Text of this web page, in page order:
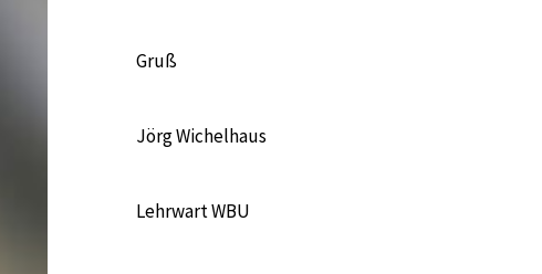
Gruß
Jörg Wichelhaus
Lehrwart WBU